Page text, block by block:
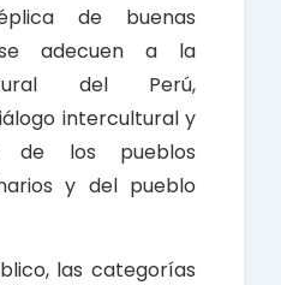
de buenas
adecuen a la
del Perú,
intercultural y
de los pueblos
y del pueblo
las categorías